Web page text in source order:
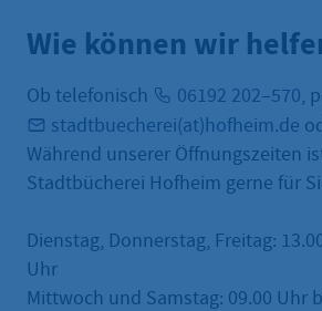
Wie können wir
Ob telefonisch 06192 202–570,
stadtbuecherei(at)hofheim.de
Während unserer Öffnungszeiten
Stadtbücherei Hofheim gerne für
Dienstag, Donnerstag, Freitag:
Uhr
Mittwoch und Samstag: 09.00 Uhr